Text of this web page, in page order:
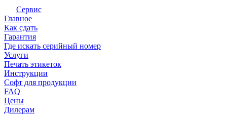
Сервис
Главное
Как сдать
Гарантия
Где искать серийный номер
Услуги
Печать этикеток
Инструкции
Софт для продукции
FAQ
Цены
Дилерам